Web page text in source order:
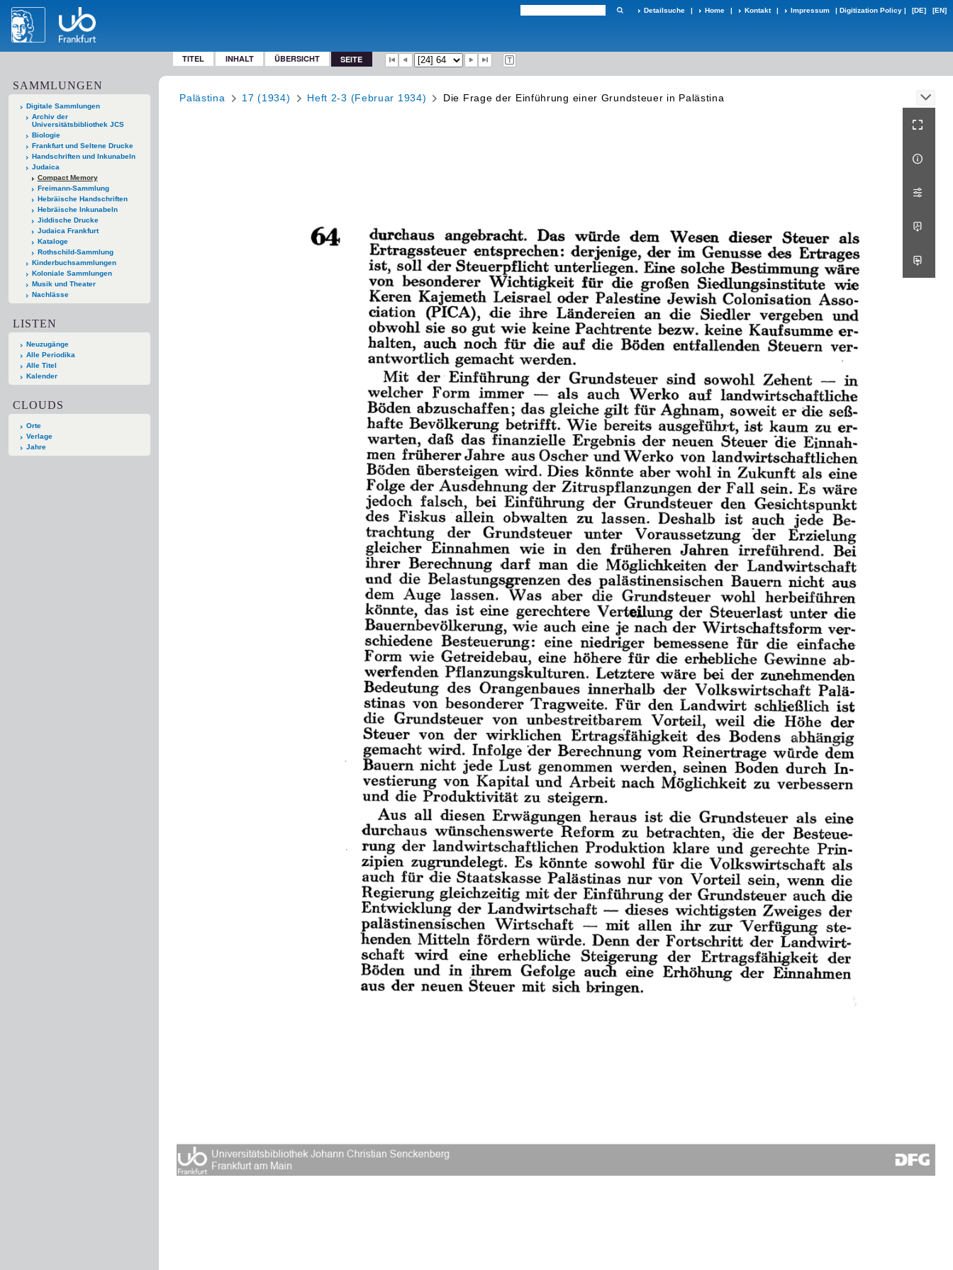
Detailsuche | Home | Kontakt | Impressum | Digitization Policy | [DE] [EN]
TITEL INHALT ÜBERSICHT SEITE
SAMMLUNGEN
Digitale Sammlungen
Archiv der
Universitätsbibliothek JCS
Biologie
Frankfurt und Seltene Drucke
Handschriften und Inkunabeln
Judaica
Compact Memory
Freimann-Sammlung
Hebräische Handschriften
Hebräische Inkunabeln
Jiddische Drucke
Judaica Frankfurt
Kataloge
Rothschild-Sammlung
Kinderbuchsammlungen
Koloniale Sammlungen
Musik und Theater
Nachlässe
LISTEN
Neuzugänge
Alle Periodika
Alle Titel
Kalender
CLOUDS
Orte
Verlage
Jahre
Palästina 17 (1934) Heft 2-3 (Februar 1934) Die Frage der Einführung einer Grundsteuer in Palästina